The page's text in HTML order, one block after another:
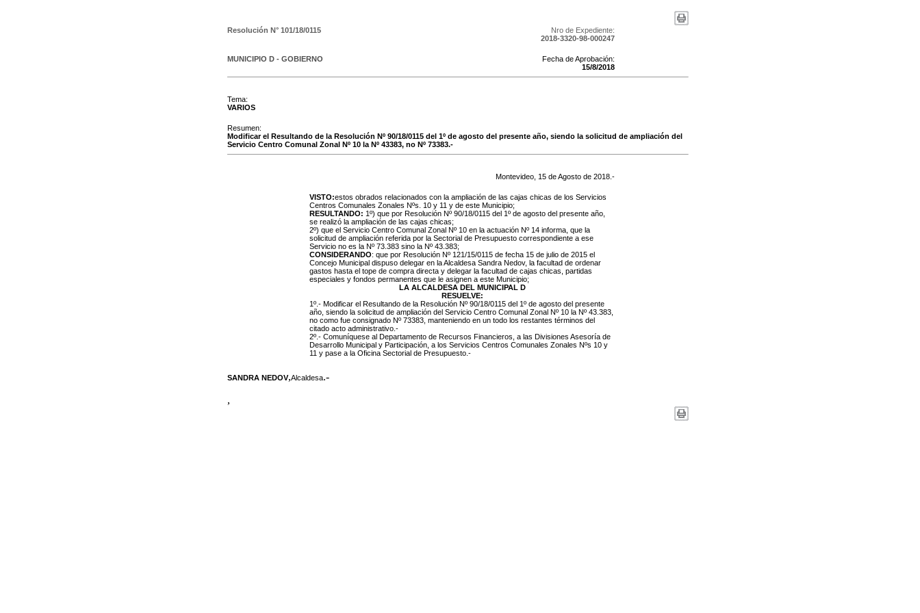
Resolución N° 101/18/0115
Nro de Expediente:
2018-3320-98-000247
MUNICIPIO D - GOBIERNO
Fecha de Aprobación:
15/8/2018
Tema:
VARIOS
Resumen:
Modificar el Resultando de la Resolución Nº 90/18/0115 del 1º de agosto del presente año, siendo la solicitud de ampliación del
Servicio Centro Comunal Zonal Nº 10 la Nº 43383, no Nº 73383.-
Montevideo, 15 deAgosto de 2018 .-
VISTO:estos obrados relacionados con la ampliación de las cajas chicas de los Servicios
Centros Comunales Zonales Nºs. 10 y 11 y de este Municipio;
RESULTANDO: 1º) que por Resolución Nº 90/18/0115 del 1º de agosto del presente año,
se realizó la ampliación de las cajas chicas;
2º) que el Servicio Centro Comunal Zonal Nº 10 en la actuación Nº 14 informa, que la
solicitud de ampliación referida por la Sectorial de Presupuesto correspondiente a ese
Servicio no es la Nº 73.383 sino la Nº 43.383;
CONSIDERANDO: que por Resolución Nº 121/15/0115 de fecha 15 de julio de 2015 el
Concejo Municipal dispuso delegar en la Alcaldesa Sandra Nedov, la facultad de ordenar
gastos hasta el tope de compra directa y delegar la facultad de cajas chicas, partidas
especiales y fondos permanentes que le asignen a este Municipio;
LA ALCALDESA DEL MUNICIPAL D
RESUELVE:
1º.- Modificar el Resultando de la Resolución Nº 90/18/0115 del 1º de agosto del presente
año, siendo la solicitud de ampliación del Servicio Centro Comunal Zonal Nº 10 la Nº 43.383,
no como fue consignado Nº 73383, manteniendo en un todo los restantes términos del
citado acto administrativo.-
2º.- Comuníquese al Departamento de Recursos Financieros, a las Divisiones Asesoría de
Desarrollo Municipal y Participación, a los Servicios Centros Comunales Zonales Nºs 10 y
11 y pase a la Oficina Sectorial de Presupuesto.-
SANDRA NEDOV,Alcaldesa.-
,